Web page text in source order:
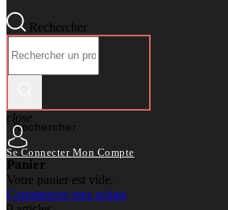
Rechercher
Rechercher
close
Se Connecter Mon Compte
Panier
Votre panier est vide.
Commencer mes achats